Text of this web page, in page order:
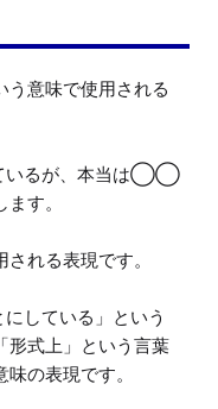
う意味で使用される
いるが、本当は◯◯
す。
れる表現です。
している」という
形式上」という言葉